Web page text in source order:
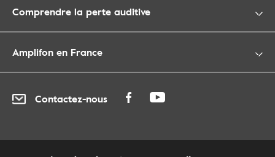
Comprendre la perte auditive
Amplifon en France
Contactez-nous